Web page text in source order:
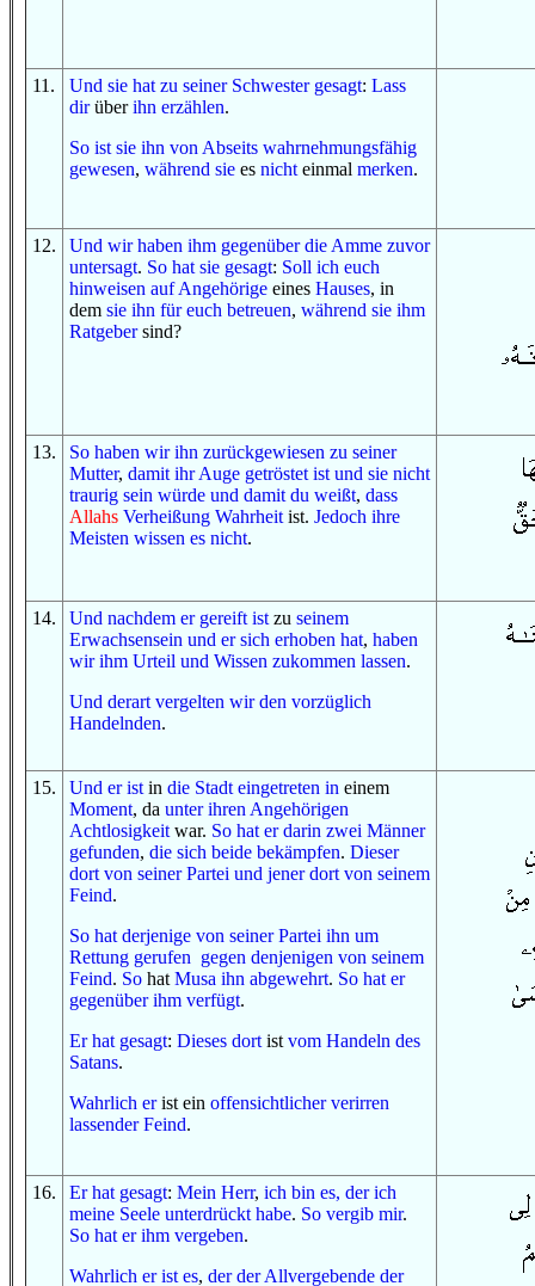
11 . Und sie hat zu seiner Schwestergesagt: Lass
dirüberihn erzählen.
So ist sie ihn von Abseits wahrnehmungsfähig
gewesen, während sie es nicht einmal merken.
12. Und wir haben ihm gegenüber die Amme zuvor
untersagt. So hat sie gesagt: Soll ich euch
hinweisen aufAngehörige eines Hauses, in
dem sie ihn für euch betreuen, während sie ihm
Ratgebersind?
13. So haben wir ihn zurückgewiesen zu seiner
Mutter, damit ihr Auge getröstet ist und sie nicht
traurig sein würde und damit du weißt, dass
Allahs Verheißung Wahrheit ist. Jedoch ihre
Meisten wissen es nicht.
14. Und nachdem er gereift ist zu seinem
Erwachsensein und er sich erhoben hat, haben
wir ihm Urteil und Wissen zukommen lassen.
Und derart vergelten wir den vorzüglich
Handelnden.
15. Und er ist in die Stadt eingetreten in einem
Moment, da unterihren Angehörigen
Achtlosigkeit war. So hat er darin zwei Männer
gefunden, die sich beide bekämpfen. Dieser
dort von seiner Partei und jener dort von seinem
Feind.
So hat derjenige von seiner Partei ihn um
Rettung gerufen gegen denjenigen von seinem
Feind. So hat Musa ihn abgewehrt. So hat er
gegenüber ihm verfügt.
Er hat gesagt: Dieses dort ist vom Handeln des
Satans.
Wahrlich erist ein offensichtlicher verirren
lassender Feind.
16. Er hat gesagt: Mein Herr, ich bin es, der ich
meine Seele unterdrückt habe. So vergib mir.
So hat er ihm vergeben.
Wahrlich er ist es, der der Allvergebende der